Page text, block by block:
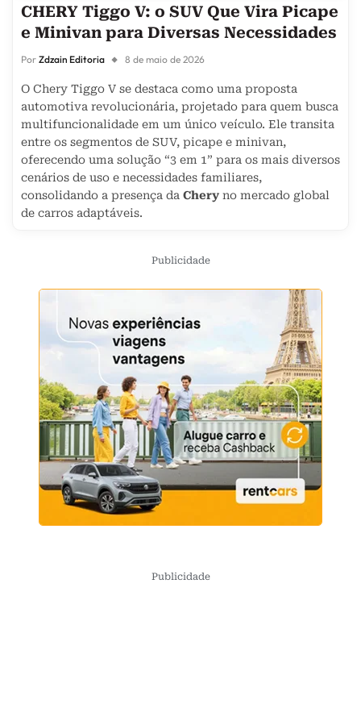
CHERY Tiggo V: o SUV Que Vira Picape
e Minivan para Diversas Necessidades
Por Zdzain Editoria 8 de maio de 2026
O Chery Tiggo V se destaca como uma proposta
automotiva revolucionária, projetado para quem busca
multifuncionalidade em um único veículo. Ele transita
entre os segmentos de SUV, picape e minivan,
oferecendo uma solução “3 em 1” para os mais diversos
cenários de uso e necessidades familiares,
consolidando a presença da Chery no mercado global
de carros adaptáveis.
Publicidade
Publicidade